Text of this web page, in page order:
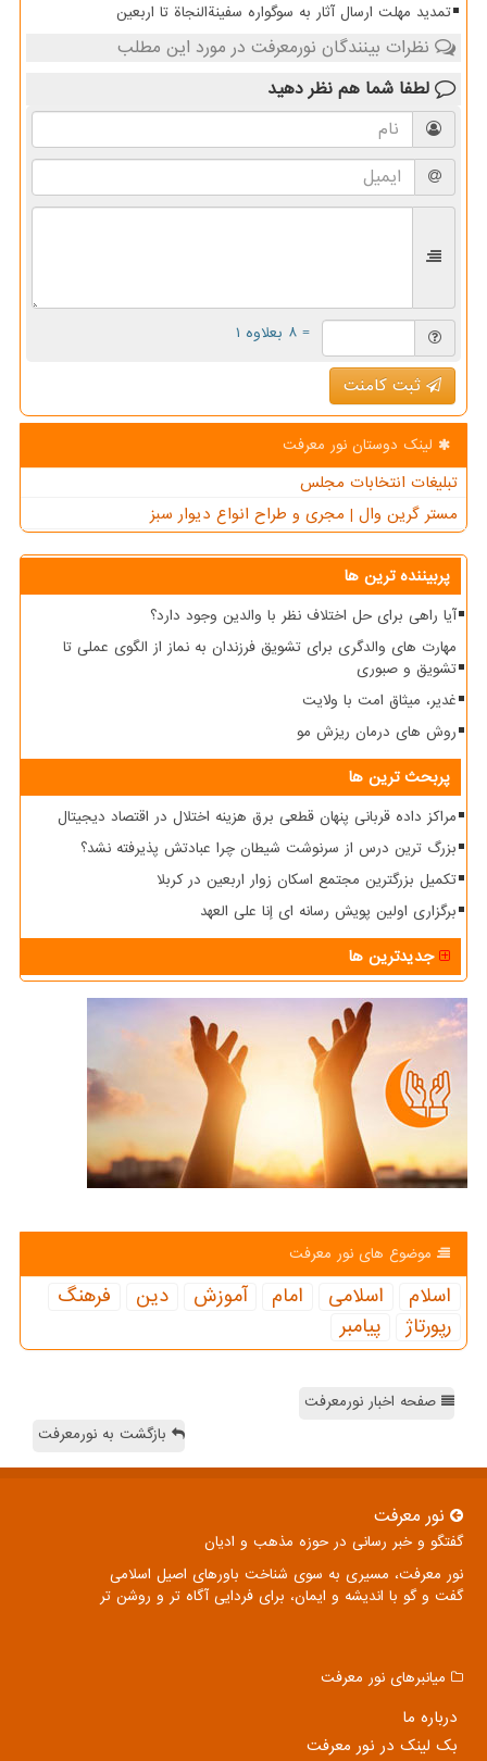
تمدید مهلت ارسال آثار به سوگواره سفینةالنجاة تا اربعین
نظرات بینندگان نورمعرفت در مورد این مطلب
لطفا شما هم نظر دهید
= ۸ بعلاوه ۱
ثبت کامنت
لینک دوستان نور معرفت
تبلیغات انتخابات مجلس
مستر گرین وال | مجری و طراح انواع دیوار سبز
پربیننده ترین ها
آیا راهی برای حل اختلاف نظر با والدین وجود دارد؟
مهارت های والدگری برای تشویق فرزندان به نماز از الگوی عملی تا
تشویق و صبوری
غدیر، میثاق امت با ولایت
روش های درمان ریزش مو
پربحث ترین ها
مراکز داده قربانی پنهان قطعی برق هزینه اختلال در اقتصاد دیجیتال
بزرگ ترین درس از سرنوشت شیطان چرا عبادتش پذیرفته نشد؟
تکمیل بزرگترین مجتمع اسکان زوار اربعین در کربلا
برگزاری اولین پویش رسانه ای إنا علی العهد
جدیدترین ها
موضوع های نور معرفت
اسلام اسلامی امام آموزش دین
فرهنگ
رپورتاژ
پیامبر
صفحه اخبار نورمعرفت
بازگشت به نورمعرفت
نور معرفت
گفتگو و خبر رسانی در حوزه مذهب و ادیان
نور معرفت، مسیری به سوی شناخت باورهای اصیل اسلامی
گفت و گو با اندیشه و ایمان، برای فردایی آگاه تر و روشن تر
میانبرهای نور معرفت
درباره ما
بک لینک در نور معرفت